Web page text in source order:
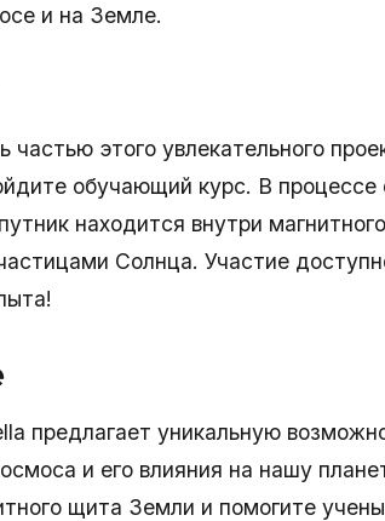
и на Земле.
частью этого увлекательного
обучающий курс. В процессе
находится внутри
Солнца. Участие
предлагает уникальную
и его влияния на нашу
щита Земли и помогите